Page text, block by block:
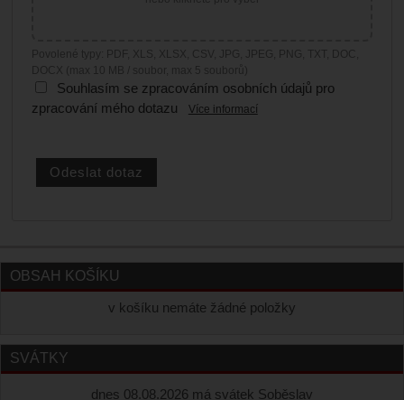
Povolené typy: PDF, XLS, XLSX, CSV, JPG, JPEG, PNG, TXT, DOC,
DOCX (max 10 MB / soubor, max 5 souborů)
Souhlasím se zpracováním osobních údajů pro
zpracování mého dotazu
Více informací
OBSAH KOŠÍKU
v košíku nemáte žádné položky
SVÁTKY
dnes 08.08.2026 má svátek Soběslav